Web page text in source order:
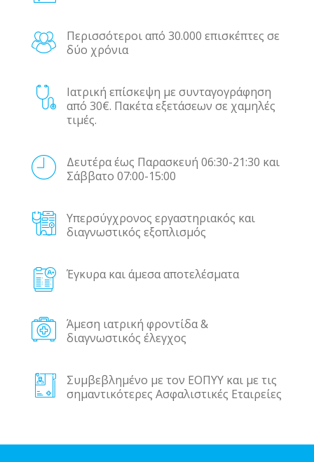
Περισσότεροι από 30.000 επισκέπτες σε
δύο χρόνια
Ιατρική επίσκεψη με συνταγογράφηση
από 30€. Πακέτα εξετάσεων σε χαμηλές
τιμές.
Δευτέρα έως Παρασκευή 06:30-21:30 και
Σάββατο 07:00-15:00
Υπερσύγχρονος εργαστηριακός και
διαγνωστικός εξοπλισμός
Έγκυρα και άμεσα αποτελέσματα
Άμεση ιατρική φροντίδα &
διαγνωστικός έλεγχος
Συμβεβλημένο με τον ΕΟΠΥΥ και με τις
σημαντικότερες Ασφαλιστικές Εταιρείες